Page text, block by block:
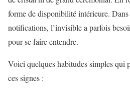
forme de disponibilité intérieure.
notifications, l’invisible a parfois
pour se faire entendre.
Voici quelques habitudes simples qui
ces signes :